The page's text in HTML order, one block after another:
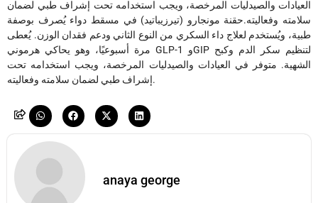
العيادات والصيدليات المرخصة، ويجب استخدامه تحت إشراف طبي لضمان
سلامته وفعاليته.حقنة مونجارو (تيرزيباتيد) في مسقط دواء يُصرف بوصفة
طبية، ويُستخدم لعلاج داء السكري من النوع الثاني ودعم فقدان الوزن. يُعطى
مرة أسبوعيًا، وهو يحاكي هرموني GLP-1 وGIP لتنظيم سكر الدم وكبح
الشهية. متوفر في العيادات والصيدليات المرخصة، ويجب استخدامه تحت
إشراف طبي لضمان سلامته وفعاليته.
anaya george